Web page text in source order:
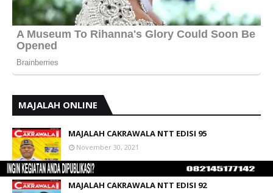
MAJALAH ONLINE
MAJALAH CAKRAWALA NTT EDISI 95
November 30, 2021
MAJALAH CAKRAWALA NTT EDISI 92